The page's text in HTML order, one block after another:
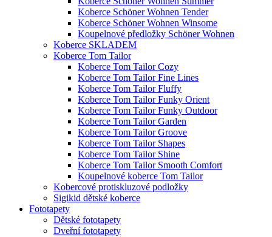
Koberce Schöner Wohnen Tender
Koberce Schöner Wohnen Winsome
Koupelnové předložky Schöner Wohnen
Koberce SKLADEM
Koberce Tom Tailor
Koberce Tom Tailor Cozy
Koberce Tom Tailor Fine Lines
Koberce Tom Tailor Fluffy
Koberce Tom Tailor Funky Orient
Koberce Tom Tailor Funky Outdoor
Koberce Tom Tailor Garden
Koberce Tom Tailor Groove
Koberce Tom Tailor Shapes
Koberce Tom Tailor Shine
Koberce Tom Tailor Smooth Comfort
Koupelnové koberce Tom Tailor
Kobercové protiskluzové podložky
Sigikid dětské koberce
Fototapety
Dětské fototapety
Dveřní fototapety